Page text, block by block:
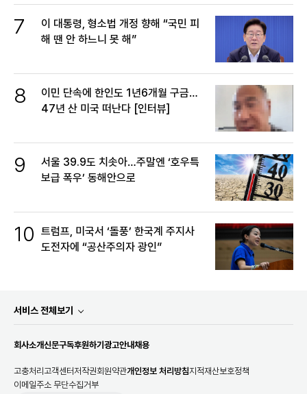
7
이 대통령, 형소법 개정 향해 “국민 피
해 땐 안 하느니 못 해”
8
이민 단속에 한인도 1년6개월 구금…
47년 산 미국 떠난다 [인터뷰]
9
서울 39.9도 치솟아…주말엔 ‘호우특
보급 폭우’ 동해안으로
10 트럼프, 미국서 ‘돌풍’ 한국계 주지사
도전자에 “공산주의자 광인”
서비스 전체보기
회사소개신문구독후원하기 광고안내채용
고충처리 고객센터저작권회원약관개인정보 처리방침지적재산보호정책
이메일주소 무단수집거부